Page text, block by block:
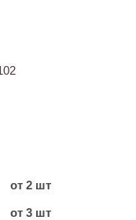
от 2 шт
от 3 шт